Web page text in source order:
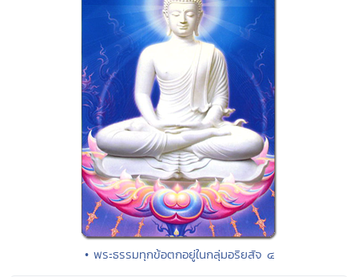
• พระธรรมทุกข้อตกอยู่ในกลุ่มอริยสัจ ๔